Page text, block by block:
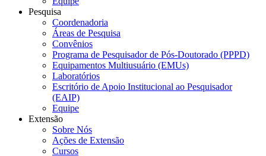
Pesquisa
Coordenadoria
Áreas de Pesquisa
Convênios
Programa de Pesquisador de Pós-Doutorado (PPPD)
Equipamentos Multiusuário (EMUs)
Laboratórios
Escritório de Apoio Institucional ao Pesquisador
(EAIP)
Equipe
Extensão
Sobre Nós
Ações de Extensão
Cursos